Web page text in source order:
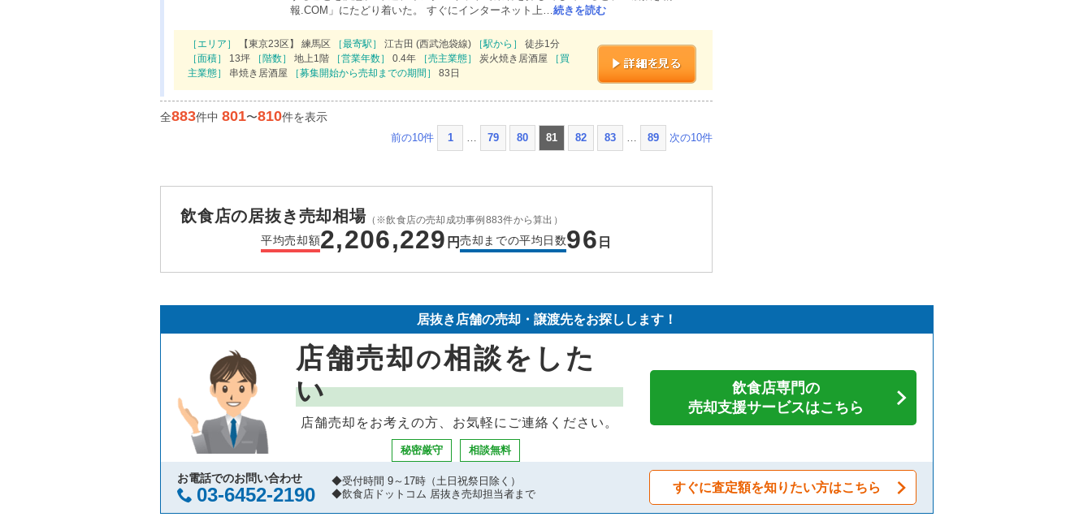
報.COM」にたどり着いた。 すぐにインターネット上…続きを読む
［エリア］ 【東京23区】 練馬区 ［最寄駅］ 江古田 (西武池袋線) ［駅から］
徒歩1分
［面積］
13坪 ［階数］ 地上1階 ［営業年数］ 0.4年 ［売主業態］ 炭火焼き居酒屋
［買
主業態］
串焼き居酒屋 ［募集開始から売却までの期間］ 83日
全883件中 801〜810件を表示
前の10件 1 … 79 80 81 82 83 … 89 次の10件
飲食店の居抜き売却相場 （※飲食店の売却成功事例883件から算出）
平均売却額2,206,229 円売却までの平均日数96 日
居抜き店舗の売却・譲渡先をお探しします！
店舗売却の相談をした
い
店舗売却をお考えの方、お気軽にご連絡ください。
秘密厳守 相談無料
飲食店専門の
売却支援サービスはこちら
お電話でのお問い合わせ
03-6452-2190
◆受付時間 9～17時（土日祝祭日除く）
◆飲食店ドットコム 居抜き売却担当者まで
すぐに査定額を知りたい方はこちら